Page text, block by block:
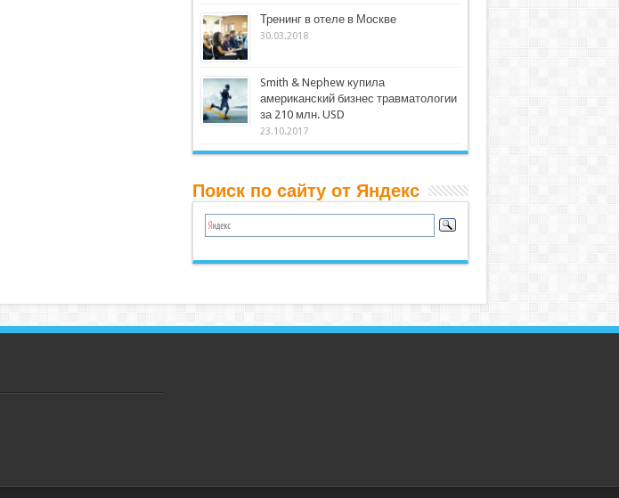
Тренинг в отеле в Москве
30.03.2018
Smith & Nephew купила
американский бизнес травматологии
за 210 млн. USD
23.10.2017
Поиск по сайту от Яндекс